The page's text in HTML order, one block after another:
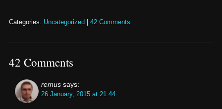
Categories: Uncategorized 42 Comments
42 Comments
remus says:
26 January, 2015 at 21:44